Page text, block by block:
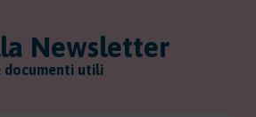
Newsletter
documenti utili